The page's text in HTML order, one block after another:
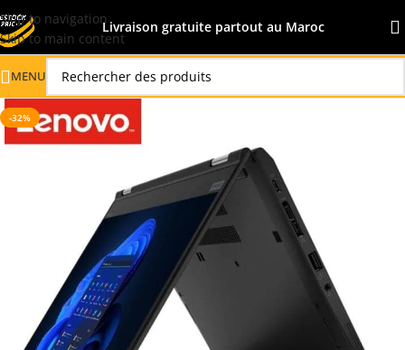
Skip to navigation
Skip to main content
Livraison gratuite partout au Maroc
MENU
-32%